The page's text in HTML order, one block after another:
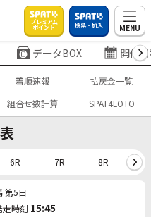
プレミアム
ポイント 投票・加入 MENU
データBOX 開催
着順速報
払戻金一覧
組合せ数計算 SPAT4LOTO
6R 7R 8R
第5日
走時刻 15:45